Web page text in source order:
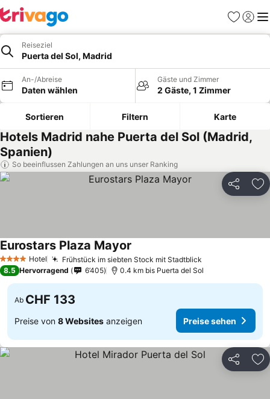
Favoriten
Reiseziel
Puerta del Sol, Madrid
An-/Abreise
Daten wählen
Gäste und Zimmer
2 Gäste, 1 Zimmer
Sortieren Filtern Karte
Hotels Madrid nahe Puerta del Sol (Madrid,
Spanien)
So beeinflussen Zahlungen an uns unser Ranking
Teilen
4 Sterne Hotel Frühstück im siebten Stock mit Stadtblick
Eurostars Plaza Mayor
8.5 Hervorragend 6’405 0.4 km bis Puerta del Sol
Ab CHF 133
Preise von 8 Websites anzeigen Preise sehen
Teilen